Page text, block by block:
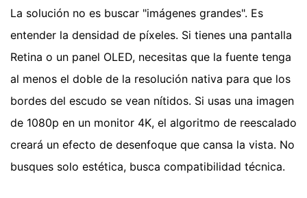
La solución no es buscar "imágenes grandes". Es
entender la densidad de píxeles. Si tienes una pantalla
Retina o un panel OLED, necesitas que la fuente tenga
al menos el doble de la resolución nativa para que los
bordes del escudo se vean nítidos. Si usas una imagen
de 1080p en un monitor 4K, el algoritmo de reescalado
creará un efecto de desenfoque que cansa la vista. No
busques solo estética, busca compatibilidad técnica.